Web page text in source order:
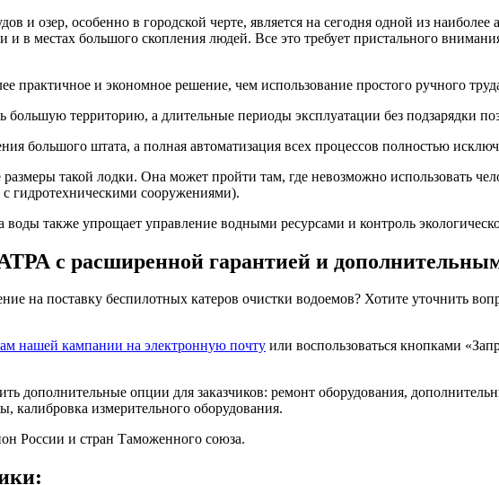
и озер, особенно в городской черте, является на сегодня одной из
в местах большого скопления людей. Все это требует пристального
практичное и экономное решение, чем использование простого ручного
большую территорию, а длительные периоды эксплуатации без подзарядки
большого штата, а полная автоматизация всех процессов полностью
такой лодки. Она может пройти там, где невозможно использовать
гидротехническими сооружениями).
воды также упрощает управление водными ресурсами и контроль
с расширенной гарантией и
на поставку беспилотных катеров очистки водоемов? Хотите уточнить
нашей кампании на электронную почту или воспользоваться кнопками
дополнительные опции для заказчиков: ремонт оборудования,
калибровка измерительного оборудования.
России и стран Таможенного союза.